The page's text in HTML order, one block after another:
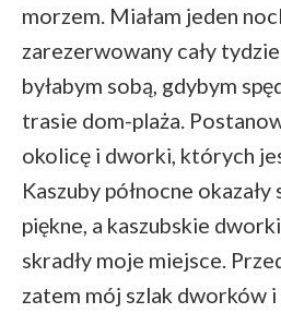
morzem. Miałam jeden
zarezerwowany cały
byłabym sobą, gdybym
trasie dom-plaża.
okolicę i dworki, których
Kaszuby północne
piękne, a kaszubskie
skradły moje miejsce.
zatem mój szlak dworków i